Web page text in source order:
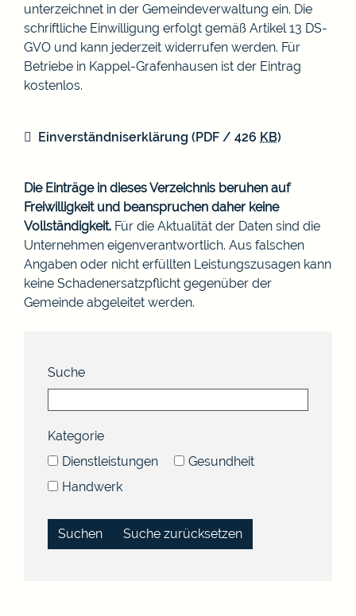
unterzeichnet in der Gemeindeverwaltung ein. Die
schriftliche Einwilligung erfolgt gemäß Artikel 13 DS-
GVO und kann jederzeit widerrufen werden. Für
Betriebe in Kappel-Grafenhausen ist der Eintrag
kostenlos.
Einverständniserklärung (PDF / 426 KB)
Die Einträge in dieses Verzeichnis beruhen auf
Freiwilligkeit und beanspruchen daher keine
Vollständigkeit. Für die Aktualität der Daten sind die
Unternehmen eigenverantwortlich. Aus falschen
Angaben oder nicht erfüllten Leistungszusagen kann
keine Schadenersatzpflicht gegenüber der
Gemeinde abgeleitet werden.
Suche
Kategorie
Dienstleistungen
Gesundheit
Handwerk
Suche zurücksetzen